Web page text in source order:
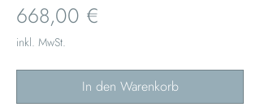
668,00 €
inkl. MwSt.
In den Warenkorb